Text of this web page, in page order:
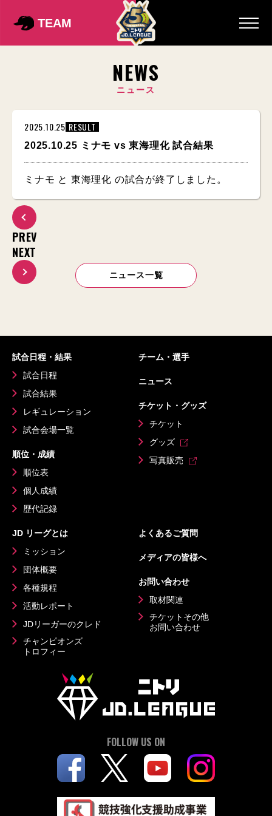
TEAM
NEWS
ニュース
2025.10.25 RESULT
2025.10.25 ミナモ vs 東海理化 試合結果
ミナモ と 東海理化 の試合が終了しました。
PREV
ニュース一覧
NEXT
試合日程・結果
試合日程
試合結果
レギュレーション
試合会場一覧
順位・成績
順位表
個人成績
歴代記録
チーム・選手
ニュース
チケット・グッズ
チケット
グッズ
写真販売
JD リーグとは
ミッション
団体概要
各種規程
活動レポート
JDリーガーのクレド
チャンピオンズ
トロフィー
よくあるご質問
メディアの皆様へ
お問い合わせ
取材関連
チケットその他
お問い合わせ
FOLLOW US ON